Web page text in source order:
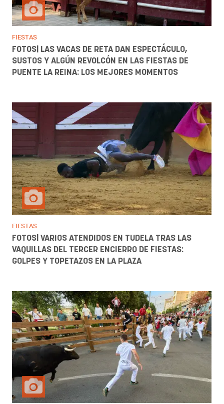
FIESTAS
FOTOS| LAS VACAS DE RETA DAN ESPECTÁCULO,
SUSTOS Y ALGÚN REVOLCÓN EN LAS FIESTAS DE
PUENTE LA REINA: LOS MEJORES MOMENTOS
FIESTAS
FOTOS| VARIOS ATENDIDOS EN TUDELA TRAS LAS
VAQUILLAS DEL TERCER ENCIERRO DE FIESTAS:
GOLPES Y TOPETAZOS EN LA PLAZA